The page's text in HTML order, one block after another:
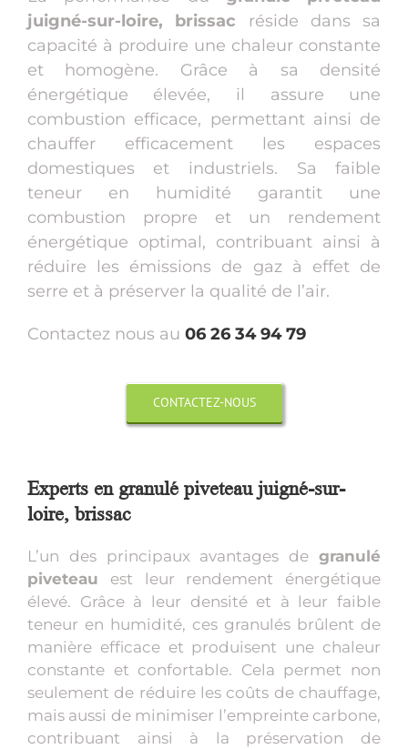
juigné-sur-loire, brissac réside dans sa
capacité à produire une chaleur constante
et homogène. Grâce à sa densité
énergétique élevée, il assure une
combustion efficace, permettant ainsi de
chauffer efficacement les espaces
domestiques et industriels. Sa faible
teneur en humidité garantit une
combustion propre et un rendement
énergétique optimal, contribuant ainsi à
réduire les émissions de gaz à effet de
serre et à préserver la qualité de l’air.
Contactez nous au 06 26 34 94 79
CONTACTEZ-NOUS
Experts en granulé piveteau juigné-sur-
loire, brissac
L’un des principaux avantages degranulé
piveteau est leur rendement énergétique
élevé. Grâce à leur densité et à leur faible
teneur en humidité, ces granulés brûlent de
manière efficace et produisent une chaleur
constante et confortable. Cela permet non
seulement de réduire les coûts de chauffage,
mais aussi de minimiser l’empreinte carbone,
contribuant ainsi à la préservation de